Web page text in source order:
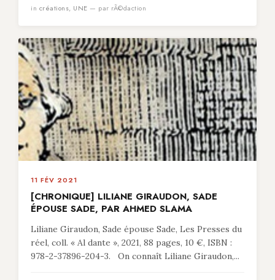
in créations, UNE — par rÃ©daction
11 FÉV 2021
[CHRONIQUE] LILIANE GIRAUDON, SADE
ÉPOUSE SADE, PAR AHMED SLAMA
Liliane Giraudon, Sade épouse Sade, Les Presses du
réel, coll. « Al dante », 2021, 88 pages, 10 €, ISBN :
978-2-37896-204-3. On connaît Liliane Giraudon,...